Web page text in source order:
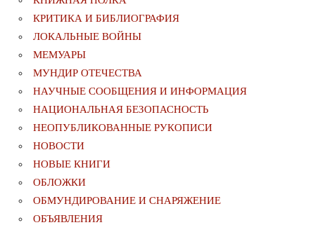
КРИТИКА И БИБЛИОГРАФИЯ
ЛОКАЛЬНЫЕ ВОЙНЫ
МЕМУАРЫ
МУНДИР ОТЕЧЕСТВА
НАУЧНЫЕ СООБЩЕНИЯ И ИНФОРМАЦИЯ
НАЦИОНАЛЬНАЯ БЕЗОПАСНОСТЬ
НЕОПУБЛИКОВАННЫЕ РУКОПИСИ
НОВОСТИ
НОВЫЕ КНИГИ
ОБЛОЖКИ
ОБМУНДИРОВАНИЕ И СНАРЯЖЕНИЕ
ОБЪЯВЛЕНИЯ